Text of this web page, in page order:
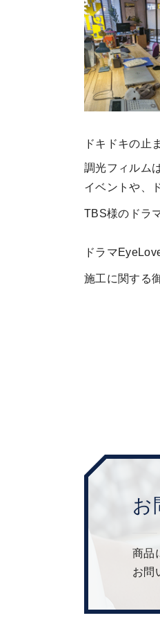
ドキドキの止
調光フィルム
イベントや、
TBS様のドラ
ドラマ
施工に関する
お
商品
お問